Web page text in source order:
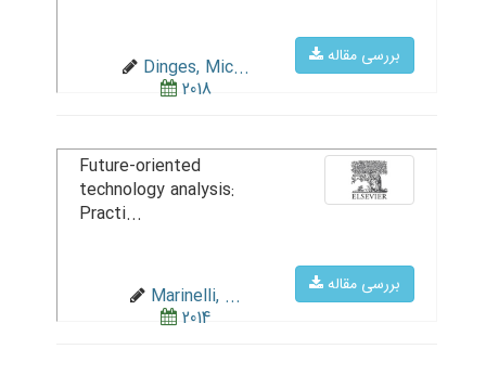
بررسی مقاله
Dinges, Mic...
2018
بررسی مقاله
Future-oriented
technology analysis:
Practi...
Marinelli, ...
2014